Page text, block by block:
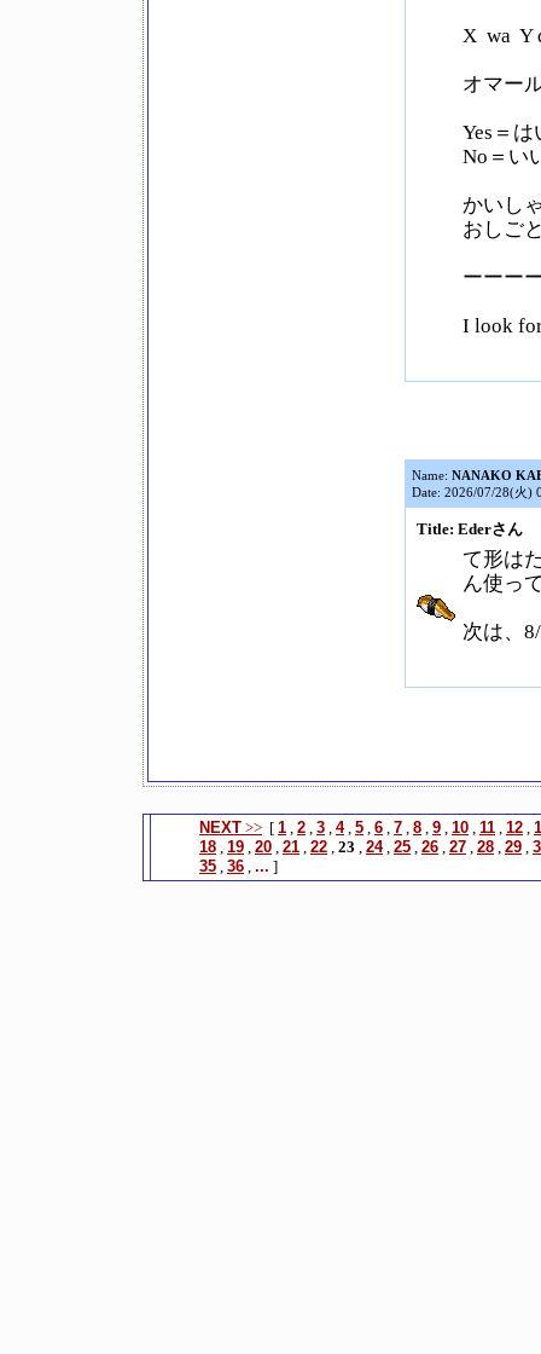
X wa Y
オマー
Yes＝
No＝い
かいし
おしご
ーーー
I look
Name: NANAKO
Date: 2026/07/28(火)
Title: Ederさん
て形は
ん使っ
次は、
NEXT >> [ 1 , 2 , 3 , 4, 5 , 6 , 7 , 8 , 9 , 10 , 11 , 12 ,
18 , 19 , 20 , 21 , 22 , 23 , 24, 25 , 26 , 27 , 28 , 29 ,
35 , 36 , ... ]